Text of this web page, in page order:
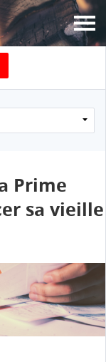
DE
DE
chaudière
Prime
sa vieille